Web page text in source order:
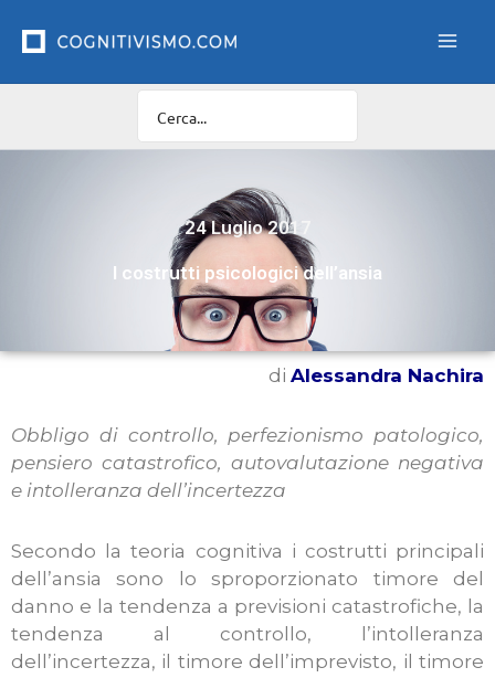
24 Luglio 2017
I costrutti psicologici dell’ansia
di Alessandra Nachira
Obbligo di controllo, perfezionismo patologico,
pensiero catastrofico, autovalutazione negativa
e intolleranza dell’incertezza
Secondo la teoria cognitiva i costrutti principali
dell’ansia sono lo sproporzionato timore del
danno e la tendenza a previsioni catastrofiche, la
tendenza al controllo, l’intolleranza
dell’incertezza, il timore dell’imprevisto, il timore